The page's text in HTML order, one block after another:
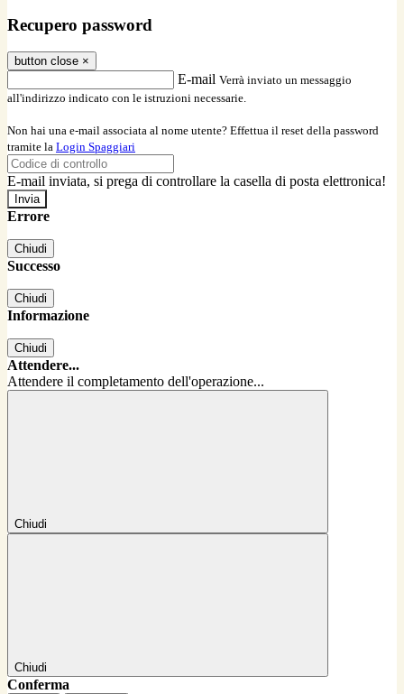
Recupero password
button close ×
E-mail Verrà inviato un messaggio
all'indirizzo indicato con le istruzioni necessarie.
Non hai una e-mail associata al nome utente? Effettua il reset della password
tramite la Login Spaggiari
E-mail inviata, si prega di controllare la casella di posta elettronica!
Errore
Chiudi
Successo
Chiudi
Informazione
Chiudi
Attendere...
Attendere il completamento dell'operazione...
Chiudi
Chiudi
Conferma